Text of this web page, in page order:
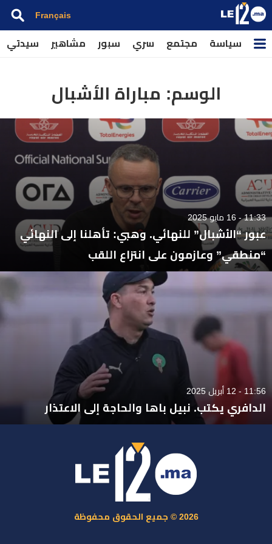
Français
سياسة مجتمع سري سبور مشاهير سيدتي
الوسم: مباراة الأشبال
11:33 - 16 مايو 2025
عبور “الأشبال” للنهائي. وهبي: تأهلنا إلى النهائي
“منطقي” وعازمون على انتزاع اللقب
11:56 - 12 أبريل 2025
الدافري يكتب. نبيل باها والحاجة إلى الاعتذار
2026 © جميع الحقوق محفوظة